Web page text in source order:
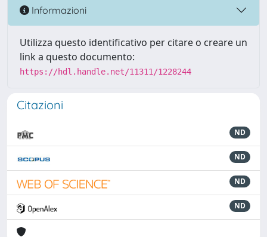
Informazioni
Utilizza questo identificativo per citare o creare un
link a questo documento:
https://hdl.handle.net/11311/1228244
Citazioni
ND
ND
ND
ND